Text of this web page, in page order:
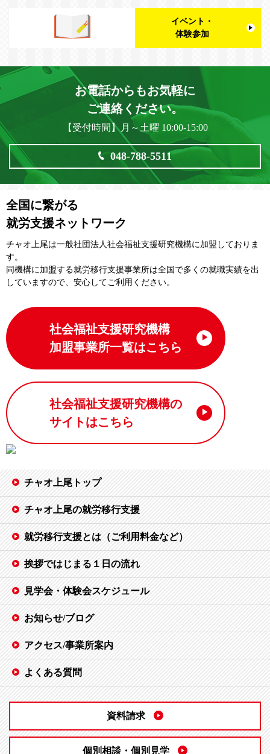
イベント・
体験参加
お電話からもお気軽に
ご連絡ください。
【受付時間】月～土曜 10:00-15:00
048-788-5511
全国に繋がる
就労支援ネットワーク
チャオ上尾は一般社団法⼈社会福祉⽀援研究機構に加盟しておりま
す。
同機構に加盟する就労移⾏⽀援事業所は全国で多くの就職実績を出
していますので、安⼼してご利⽤ください。
社会福祉支援研究機構
加盟事業所一覧はこちら
社会福祉支援研究機構の
サイトはこちら
チャオ上尾トップ
チャオ上尾の就労移行支援
就労移行支援とは（ご利用料金など）
挨拶ではじまる１日の流れ
見学会・体験会スケジュール
お知らせ/ブログ
アクセス/事業所案内
よくある質問
資料請求
個別相談・個別見学